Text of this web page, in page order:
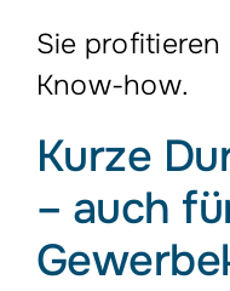
Sie profitieren
Know-how.
Kurze
– auch